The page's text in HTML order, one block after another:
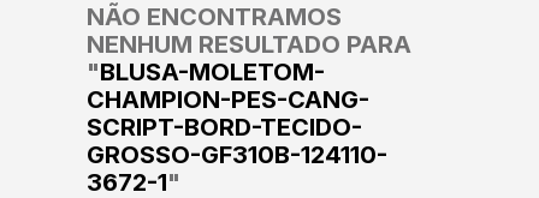
NÃO ENCONTRAMOS
NENHUM RESULTADO PARA
"BLUSA-MOLETOM-
CHAMPION-PES-CANG-
SCRIPT-BORD-TECIDO-
GROSSO-GF310B-124110-
3672-1"